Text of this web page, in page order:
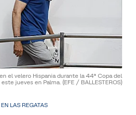
el velero Hispania durante la 44ª Copa del
jueves en Palma. (EFE / BALLESTEROS)
LAS REGATAS